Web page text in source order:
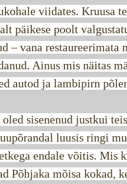
viidates. Kruusa
päikese poolt
– vana
Ainus mis näitas
autod ja lambipirn
oled sisenenud justkui
luusis ringi
endale võitis. Mis
Põhjaka mõisa kokad,